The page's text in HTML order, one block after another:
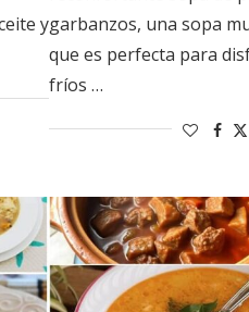
ygarbanzos, una sopa
que es perfecta para
fríos …